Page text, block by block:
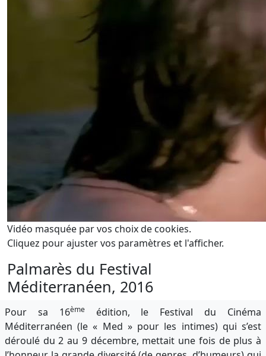
Vidéo masquée par vos choix de cookies.
Cliquez pour ajuster vos paramètres et l'afficher.
Palmarès du Festival
Méditerranéen, 2016
Pour sa 16èmeédition, le Festival du Cinéma
Méditerranéen (le « Med » pour les intimes) qui s’est
déroulé du 2 au 9 décembre, mettait une fois de plus à